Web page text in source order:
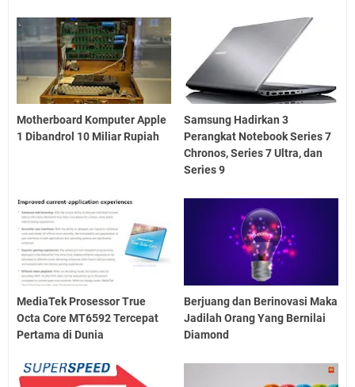
Motherboard Komputer Apple
1 Dibandrol 10 Miliar Rupiah
Samsung Hadirkan 3
Perangkat Notebook Series 7
Chronos, Series 7 Ultra, dan
Series 9
MediaTek Prosessor True
Octa Core MT6592 Tercepat
Pertama di Dunia
Berjuang dan Berinovasi Maka
Jadilah Orang Yang Bernilai
Diamond